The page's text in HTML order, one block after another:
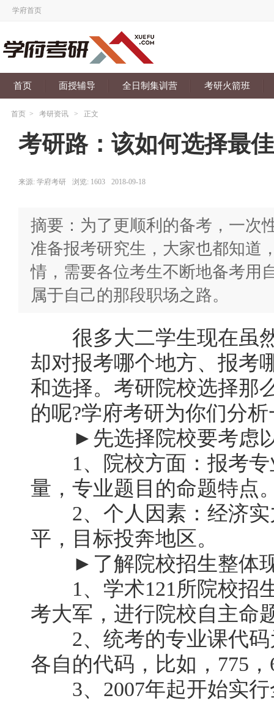
学府首页
首页 面授辅导 全日制集训营 考研火箭班
首页 > 考研资讯 > 正文
考研路：该如何选择最
来源: 学府考研 浏览: 1603 2018-09-18
摘要：为了更顺利的备考，一次
准备报考研究生，大家也都知道
情，需要各位考生不断地备考用
属于自己的那段职场之路。
很多大二学生现在虽然
却对报考哪个地方、报考
和选择。考研院校选择那
的呢?学府考研为你们分
►先选择院校要考虑
1、院校方面：报考专
量，专业题目的命题特点
2、个人因素：经济实
平，目标投奔地区。
►了解院校招生整体
1、学术121所院校招
考大军，进行院校自主命
2、统考的专业课代码
各自的代码，比如，775，
3、2007年起开始实行